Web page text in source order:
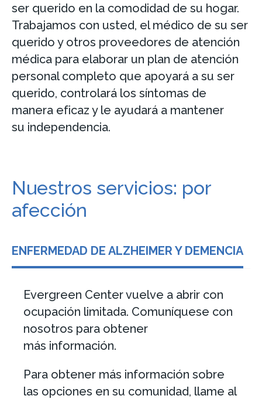
ser querido en la comodidad de su hogar.
Trabajamos con usted, el médico de su ser
querido y otros proveedores de atención
médica para elaborar un plan de atención
personal completo que apoyará a su ser
querido, controlará los síntomas de
manera eficaz y le ayudará a mantener
su independencia.
Nuestros servicios: por
afección
ENFERMEDAD DE ALZHEIMER Y DEMENCIA
Evergreen Center vuelve a abrir con
ocupación limitada. Comuníquese con
nosotros para obtener
más información.
Para obtener más información sobre
las opciones en su comunidad, llame al